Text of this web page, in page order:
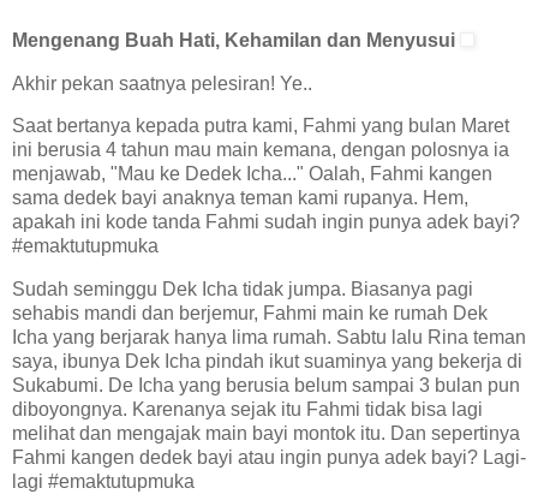
Mengenang Buah Hati, Kehamilan dan Menyusui
Akhir pekan saatnya pelesiran! Ye..
Saat bertanya kepada putra kami, Fahmi yang bulan Maret
ini berusia 4 tahun mau main kemana, dengan polosnya ia
menjawab, "Mau ke Dedek Icha..." Oalah, Fahmi kangen
sama dedek bayi anaknya teman kami rupanya. Hem,
apakah ini kode tanda Fahmi sudah ingin punya adek bayi?
#emaktutupmuka
Sudah seminggu Dek Icha tidak jumpa. Biasanya pagi
sehabis mandi dan berjemur, Fahmi main ke rumah Dek
Icha yang berjarak hanya lima rumah. Sabtu lalu Rina teman
saya, ibunya Dek Icha pindah ikut suaminya yang bekerja di
Sukabumi. De Icha yang berusia belum sampai 3 bulan pun
diboyongnya. Karenanya sejak itu Fahmi tidak bisa lagi
melihat dan mengajak main bayi montok itu. Dan sepertinya
Fahmi kangen dedek bayi atau ingin punya adek bayi? Lagi-
lagi #emaktutupmuka